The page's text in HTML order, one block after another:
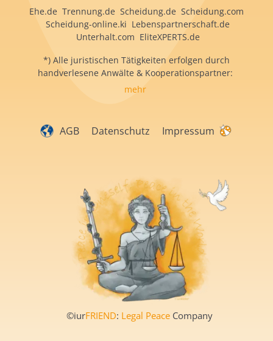
Ehe.de Trennung.de Scheidung.de Scheidung.com
Scheidung-online.ki Lebenspartnerschaft.de
Unterhalt.com EliteXPERTS.de
*) Alle juristischen Tätigkeiten erfolgen durch
handverlesene Anwälte & Kooperationspartner:
mehr
AGB Datenschutz Impressum
©iurFRIEND: Legal Peace Company